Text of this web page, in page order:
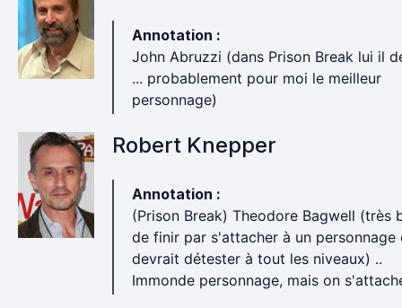
Annotation :
John Abruzzi (dans Prison Break lui il
... probablement pour moi le meilleur
personnage)
Robert Knepper
Annotation :
(Prison Break) Theodore Bagwell (très
de finir par s'attacher à un personnage
devrait détester à tout les niveaux) ..
Immonde personnage, mais on